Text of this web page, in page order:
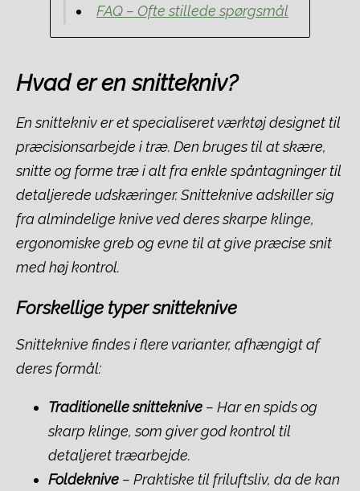
FAQ – Ofte stillede spørgsmål
Hvad er en snittekniv?
En snittekniv er et specialiseret værktøj designet til
præcisionsarbejde i træ. Den bruges til at skære,
snitte og forme træ i alt fra enkle spåntagninger til
detaljerede udskæringer. Snitteknive adskiller sig
fra almindelige knive ved deres skarpe klinge,
ergonomiske greb og evne til at give præcise snit
med høj kontrol.
Forskellige typer snitteknive
Snitteknive findes i flere varianter, afhængigt af
deres formål:
Traditionelle snitteknive – Har en spids og
skarp klinge, som giver god kontrol til
detaljeret træarbejde.
Foldeknive – Praktiske til friluftsliv, da de kan